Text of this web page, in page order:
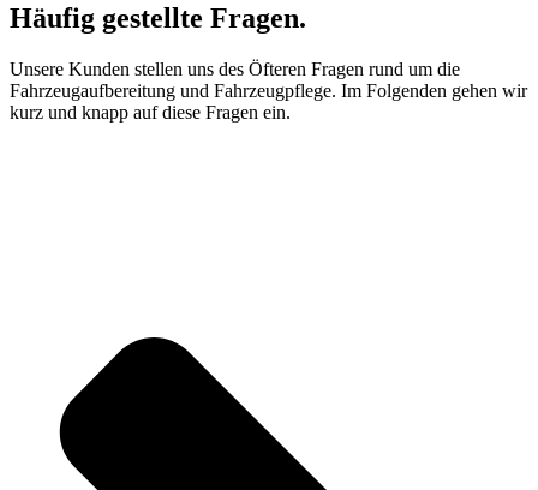
Häufig gestellte Fragen.
Unsere Kunden stellen uns des Öfteren Fragen rund um die
Fahrzeugaufbereitung und Fahrzeugpflege. Im Folgenden gehen wir
kurz und knapp auf diese Fragen ein.